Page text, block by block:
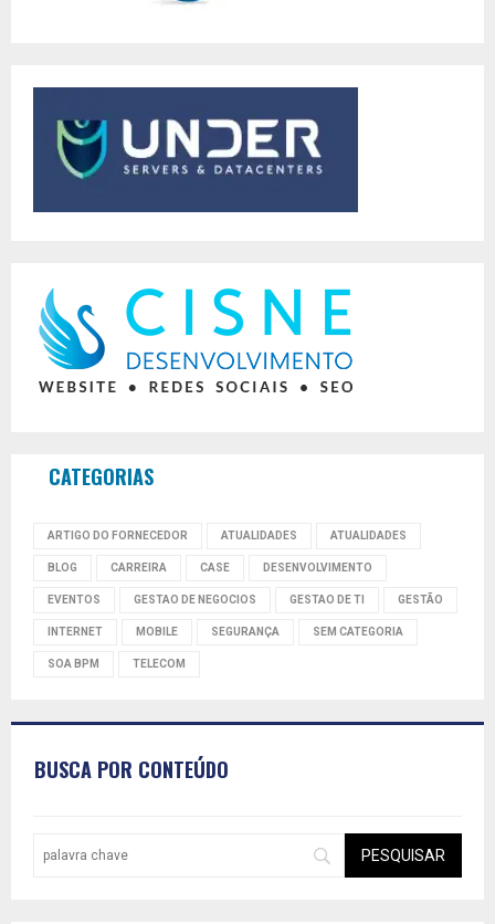
CATEGORIAS
ARTIGO DO FORNECEDOR ATUALIDADES ATUALIDADES
BLOG CARREIRA CASE DESENVOLVIMENTO
EVENTOS GESTAO DE NEGOCIOS GESTAO DE TI GESTÃO
INTERNET MOBILE SEGURANÇA SEM CATEGORIA
SOA BPM TELECOM
BUSCA POR CONTEÚDO